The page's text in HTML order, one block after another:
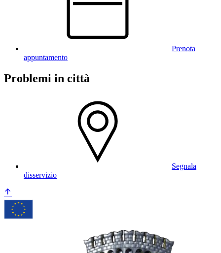
Prenota
appuntamento
Problemi in città
Segnala
disservizio